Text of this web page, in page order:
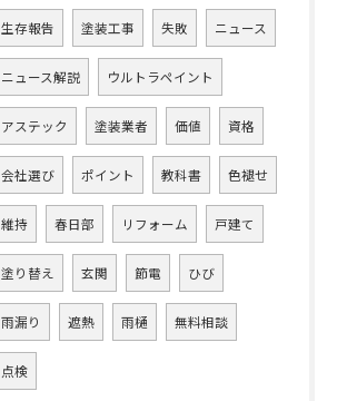
生存報告 塗装工事 失敗 ニュース
ニュース解説 ウルトラペイント
アステック 塗装業者 価値 資格
会社選び ポイント 教科書 色褪せ
維持 春日部 リフォーム 戸建て
塗り替え 玄関 節電 ひび
雨漏り 遮熱 雨樋 無料相談
点検